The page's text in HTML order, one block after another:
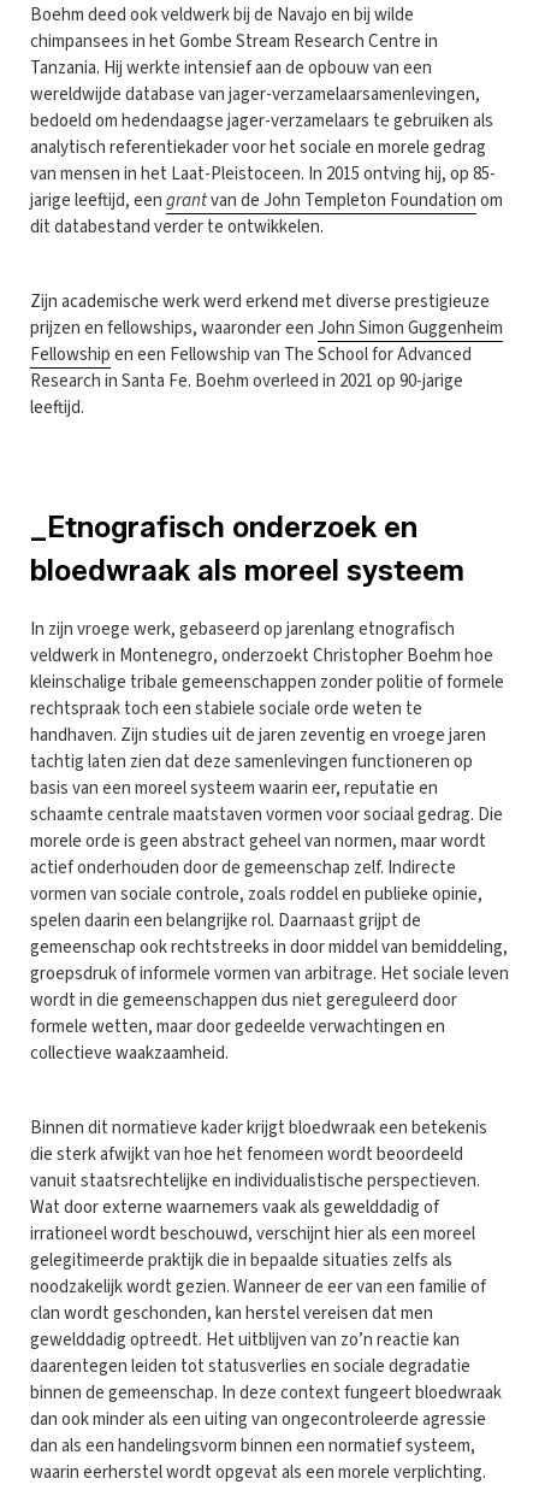
Boehm deed ook veldwerk bij de Navajo en bij wilde
chimpansees in het Gombe Stream Research Centre in
Tanzania. Hij werkte intensief aan de opbouw van een
wereldwijde database van jager-verzamelaarsamenlevingen,
bedoeld om hedendaagse jager-verzamelaars te gebruiken als
analytisch referentiekader voor het sociale en morele gedrag
van mensen in het Laat-Pleistoceen. In 2015 ontving hij, op 85-
jarige leeftijd, eengrantvan de John Templeton Foundationom
dit databestand verder te ontwikkelen.
Zijn academische werk werd erkend met diverse prestigieuze
prijzen en fellowships, waaronder eenJohn Simon Guggenheim
Fellowshipen een Fellowship van The School for Advanced
Research in Santa Fe. Boehm overleed in 2021 op 90-jarige
leeftijd.
_Etnografisch onderzoek en
bloedwraak als moreel systeem
In zijn vroege werk, gebaseerd op jarenlang etnografisch
veldwerk in Montenegro, onderzoekt Christopher Boehm hoe
kleinschalige tribale gemeenschappen zonder politie of formele
rechtspraak toch een stabiele sociale orde weten te
handhaven. Zijn studies uit de jaren zeventig en vroege jaren
tachtig laten zien dat deze samenlevingen functioneren op
basis van een moreel systeem waarin eer, reputatie en
schaamte centrale maatstaven vormen voor sociaal gedrag. Die
morele orde is geen abstract geheel van normen, maar wordt
actief onderhouden door de gemeenschap zelf. Indirecte
vormen van sociale controle, zoals roddel en publieke opinie,
spelen daarin een belangrijke rol. Daarnaast grijpt de
gemeenschap ook rechtstreeks in door middel van bemiddeling,
groepsdruk of informele vormen van arbitrage. Het sociale leven
wordt in die gemeenschappen dus niet gereguleerd door
formele wetten, maar door gedeelde verwachtingen en
collectieve waakzaamheid.
Binnen dit normatieve kader krijgt bloedwraak een betekenis
die sterk afwijkt van hoe het fenomeen wordt beoordeeld
vanuit staatsrechtelijke en individualistische perspectieven.
Wat door externe waarnemers vaak als gewelddadig of
irrationeel wordt beschouwd, verschijnt hier als een moreel
gelegitimeerde praktijk die in bepaalde situaties zelfs als
noodzakelijk wordt gezien. Wanneer de eer van een familie of
clan wordt geschonden, kan herstel vereisen dat men
gewelddadig optreedt. Het uitblijven van zo’n reactie kan
daarentegen leiden tot statusverlies en sociale degradatie
binnen de gemeenschap. In deze context fungeert bloedwraak
dan ook minder als een uiting van ongecontroleerde agressie
dan als een handelingsvorm binnen een normatief systeem,
waarin eerherstel wordt opgevat als een morele verplichting.